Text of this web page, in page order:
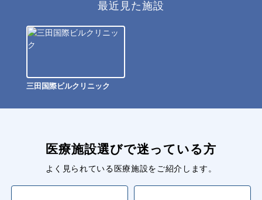
最近見た施設
三田国際ビルクリニック
医療施設選びで迷っている方
よく見られている医療施設をご紹介します。